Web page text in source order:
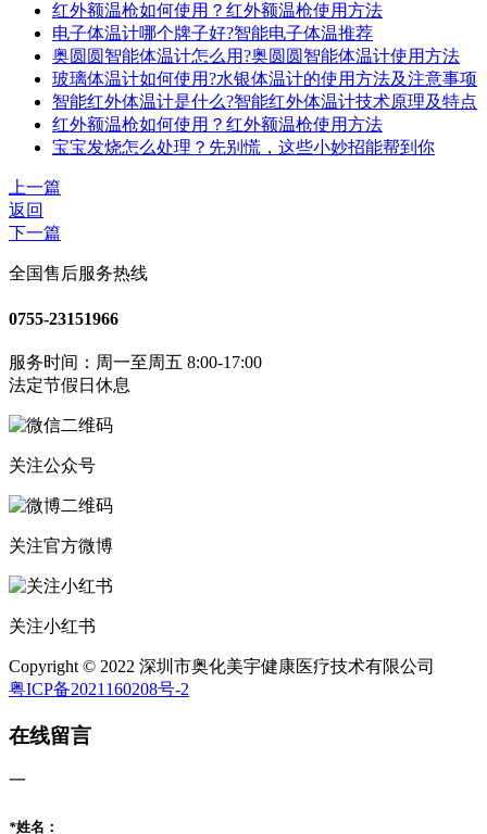
红外额温枪如何使用？红外额温枪使用方法
电子体温计哪个牌子好?智能电子体温推荐
奥圆圆智能体温计怎么用?奥圆圆智能体温计使用方法
玻璃体温计如何使用?水银体温计的使用方法及注意事项
智能红外体温计是什么?智能红外体温计技术原理及特点
红外额温枪如何使用？红外额温枪使用方法
宝宝发烧怎么处理？先别慌，这些小妙招能帮到你
上一篇
返回
下一篇
全国售后服务热线
0755-23151966
服务时间：周一至周五 8:00-17:00
法定节假日休息
关注公众号
关注官方微博
关注小红书
Copyright © 2022 深圳市奥化美宇健康医疗技术有限公司
粤ICP备2021160208号-2
在线留言
一
*姓名：